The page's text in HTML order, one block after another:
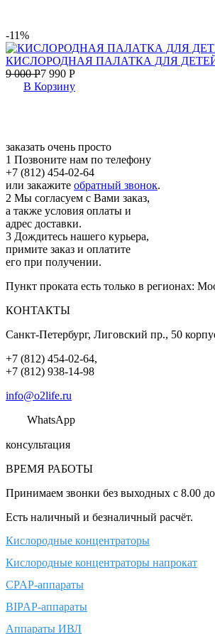
-11%
КИСЛОРОДНАЯ ПАЛАТКА ДЛЯ
9 000Р7 990 Р
В Корзину
заказать очень просто
1 Позвоните нам по телефону
+7 (812) 454-02-64
или закажите обратный звонок.
2 Мы согласуем с Вами заказ,
а также условия оплаты и
адрес доставки.
3 Дождитесь нашего курьера,
примите заказ и оплатите
его при получении.
Пункт проката есть только в регионах:
КОНТАКТЫ
Санкт-Петербург, Лиговский пр., 50
+7 (812) 454-02-64,
+7 (812) 938-14-98
info@o2life.ru
WhatsApp
консультация
ВРЕМЯ РАБОТЫ
Принимаем звонки без выходных с 8.00
Есть наличный и безналичный расчёт.
Кислородные концентраторы
Кислородные концентраторы напрокат
CPAP-аппараты
BIPAP-аппараты
Аппараты ИВЛ